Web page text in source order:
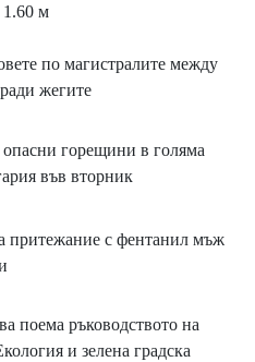
1.60 м
по магистралите между
жегите
горещини в голяма
във вторник
притежание с фентанил мъж
поема ръководството на
и зелена градска